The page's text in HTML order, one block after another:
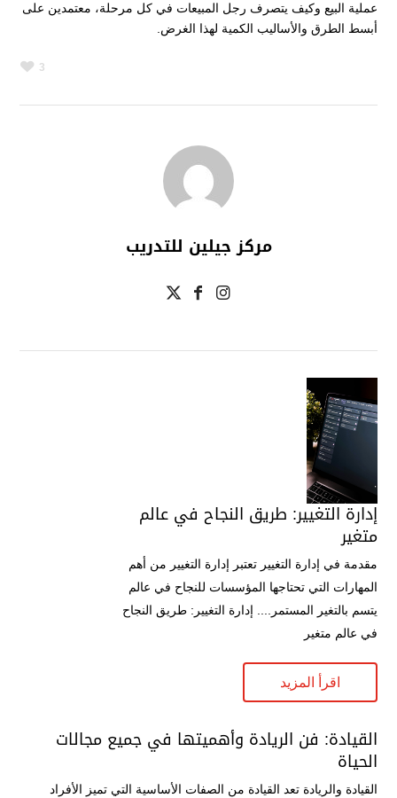
عملية البيع وكيف يتصرف رجل المبيعات في كل مرحلة، معتمدين على
أبسط الطرق والأساليب الكمية لهذا الغرض.
3
مركز جيلين للتدريب
إدارة التغيير: طريق النجاح في عالم
متغير
مقدمة في إدارة التغيير تعتبر إدارة التغيير من أهم
المهارات التي تحتاجها المؤسسات للنجاح في عالم
يتسم بالتغير المستمر.... إدارة التغيير: طريق النجاح
في عالم متغير
اقرأ المزيد
القيادة: فن الريادة وأهميتها في جميع مجالات
الحياة
القيادة والريادة تعد القيادة من الصفات الأساسية التي تميز الأفراد